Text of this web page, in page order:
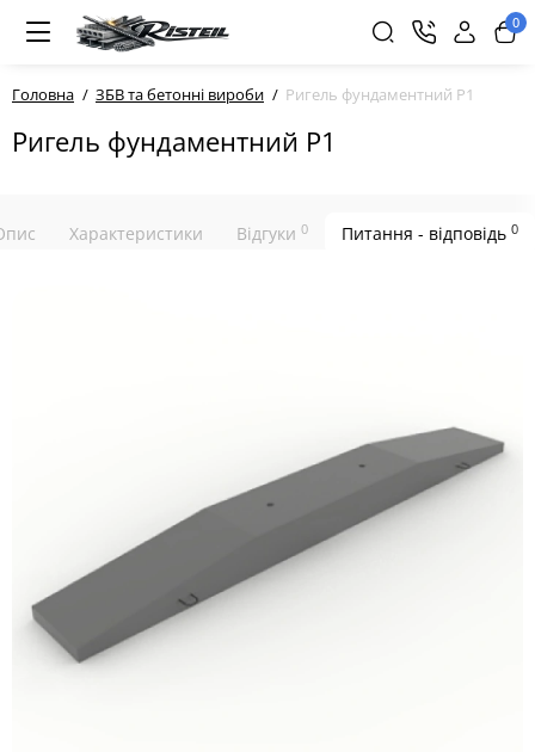
0
Головна ЗБВ та бетонні вироби Ригель фундаментний Р1
Ригель фундаментний Р1
Характеристики Відгуки 0 Питання - відповідь 0